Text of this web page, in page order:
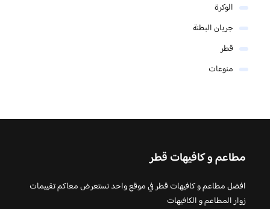
الوكرة
جريان البطنة
قطر
منوعات
مطاعم و كافيهات قطر
افضل مطاعم و كافيهات قطر في موقع واحد نستعرض معاكم تقييمات
زوار المطاعم و الكافيهات